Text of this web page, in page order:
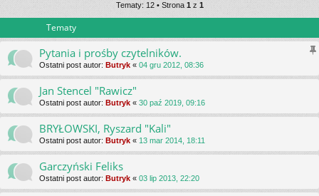
Tematy: 12 • Strona 1 z 1
Tematy
Pytania i prośby czytelników.
Ostatni post autor: Butryk « 04 gru 2012, 08:36
Jan Stencel "Rawicz"
Ostatni post autor: Butryk « 30 paź 2019, 09:16
BRYŁOWSKI, Ryszard "Kali"
Ostatni post autor: Butryk « 13 mar 2014, 18:11
Garczyński Feliks
Ostatni post autor: Butryk « 03 lip 2013, 22:20